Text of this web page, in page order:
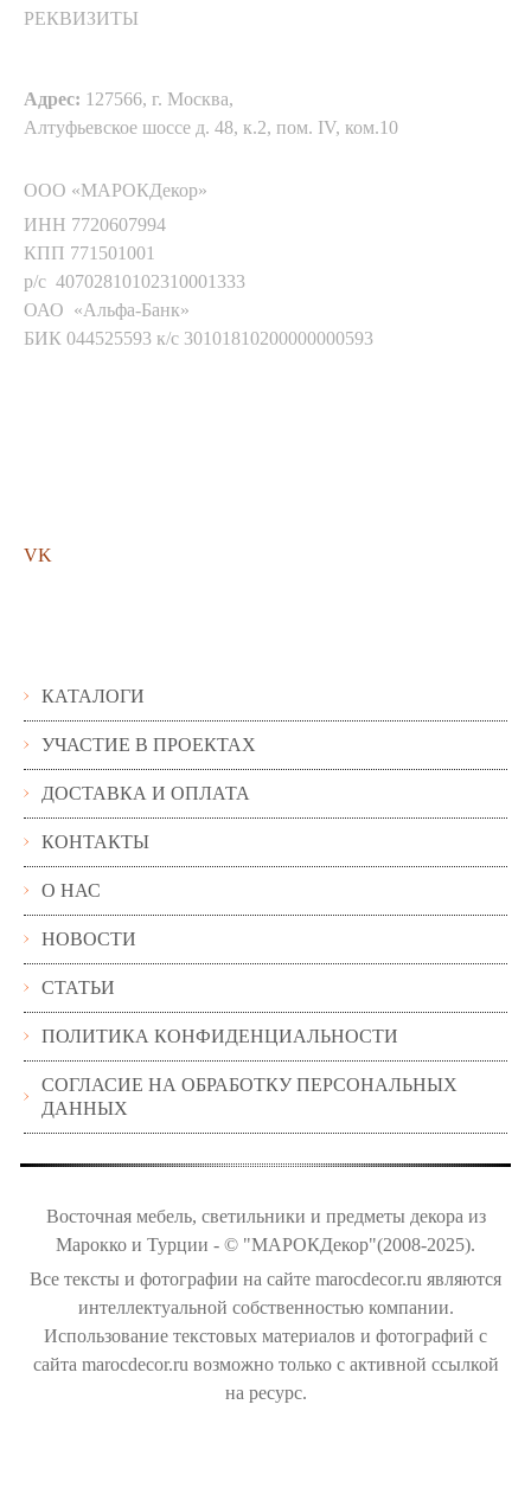
РЕКВИЗИТЫ
Адрес: 127566, г. Москва,
Алтуфьевское шоссе д. 48, к.2, пом. IV, ком.10
ООО «МАРОКДекор»
ИНН 7720607994
КПП 771501001
р/с 40702810102310001333
ОАО «Альфа-Банк»
БИК 044525593 к/с 30101810200000000593
VK
КАТАЛОГИ
УЧАСТИЕ В ПРОЕКТАХ
ДОСТАВКА И ОПЛАТА
КОНТАКТЫ
О НАС
НОВОСТИ
СТАТЬИ
ПОЛИТИКА КОНФИДЕНЦИАЛЬНОСТИ
СОГЛАСИЕ НА ОБРАБОТКУ ПЕРСОНАЛЬНЫХ
ДАННЫХ
Восточная мебель, светильники и предметы декора из
Марокко и Турции - © "МАРОКДекор"(2008-2025).
Все тексты и фотографии на сайте marocdecor.ru являются
интеллектуальной собственностью компании.
Использование текстовых материалов и фотографий с
сайта marocdecor.ru возможно только с активной ссылкой
на ресурс.